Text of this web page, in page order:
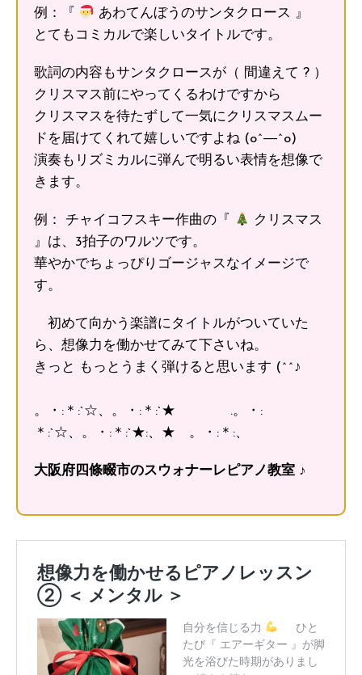
例：『
あわてんぼうのサンタクロース 』
とてもコミカルで楽しいタイトルです。
歌詞の内容もサンタクロースが（ 間違えて ? ）
クリスマス前にやってくるわけですから
クリスマスを待たずして一気にクリスマスムー
ドを届けてくれて嬉しいですよね (o^―^o)
演奏もリズミカルに弾んで明るい表情を想像で
きます。
例： チャイコフスキー作曲の『
クリスマス
』は、3拍子のワルツです。
華やかでちょっぴりゴージャスなイメージで
す。
初めて向かう楽譜にタイトルがついていた
ら、想像力を働かせてみて下さいね。
きっと もっとうまく弾けると思います (^^♪
。・:＊:`☆、。・:＊:`★ .。・:
＊:`☆、。・:＊:`★:、★ 。・:＊:、
大阪府四條畷市のスウォナーレピアノ教室 ♪